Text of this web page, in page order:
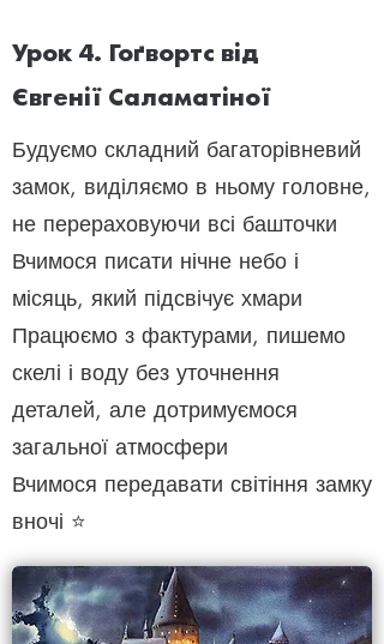
Урок 4. Гоґвортс від
Євгенії Саламатіної
Будуємо складний багаторівневий
замок, виділяємо в ньому головне,
не перераховуючи всі башточки
Вчимося писати нічне небо і
місяць, який підсвічує хмари
Працюємо з фактурами, пишемо
скелі і воду без уточнення
деталей, але дотримуємося
загальної атмосфери
Вчимося передавати світіння замку
вночі ⭐